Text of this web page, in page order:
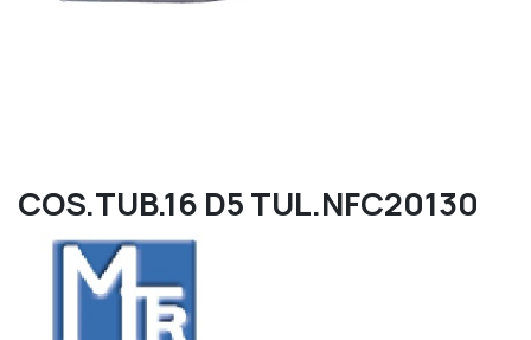
COS.TUB.16 D5 TUL.NFC20130